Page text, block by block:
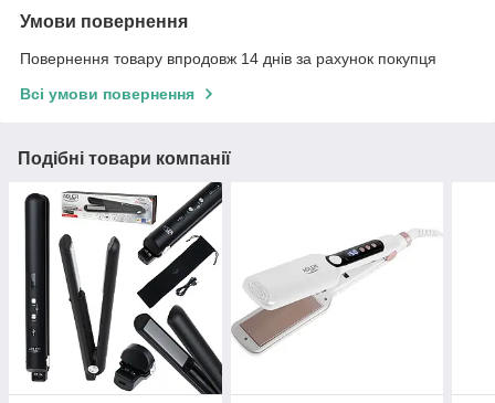
Умови повернення
Повернення товару впродовж 14 днів за рахунок покупця
Всі умови повернення
Подібні товари компанії